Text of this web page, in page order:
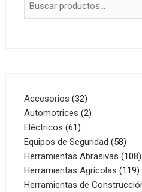
Accesorios 3232
productos
Automotrices 22
Eléctricos 6161
productos
Equipos de Seguridad 5858
Herramientas Abrasivas 108
Herramientas Agrícolas 119
Herramientas de